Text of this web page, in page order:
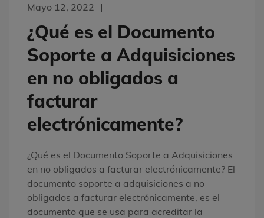
Mayo 12, 2022
¿Qué es el Documento
Soporte a Adquisiciones
en no obligados a
facturar
electrónicamente?
¿Qué es el Documento Soporte a Adquisiciones
en no obligados a facturar electrónicamente? El
documento soporte a adquisiciones a no
obligados a facturar electrónicamente, es el
documento que se usa para acreditar la